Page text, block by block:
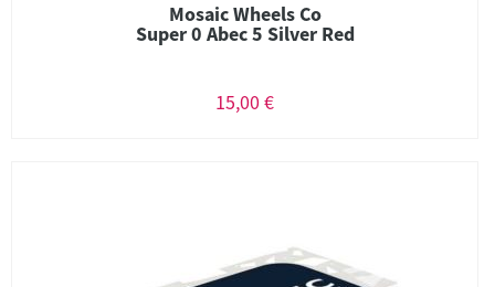
Mosaic Wheels Co
Super 0 Abec 5 Silver Red
15,00 €